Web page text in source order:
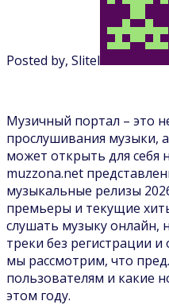
Posted by, Slitel
Музичный портал – это
прослушивания музыки,
может открыть для себя
muzzona.net
музыкальные релизы
премьеры и текущие
слушать музыку онлайн,
треки без регистрации
мы рассмотрим, что
пользователям и какие
этом году.